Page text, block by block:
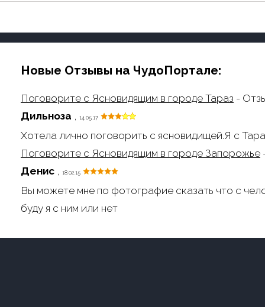
Новые Отзывы на ЧудоПортале:
Поговорите с Ясновидящим в городе Тараз -
Дильноза , 14.05.17
Хотела лично поговорить с ясновидищей.Я с
Поговорите с Ясновидящим в городе Запорожье
Денис , 18.02.15
Вы можете мне по фотографие сказать что с
буду я с ним или нет